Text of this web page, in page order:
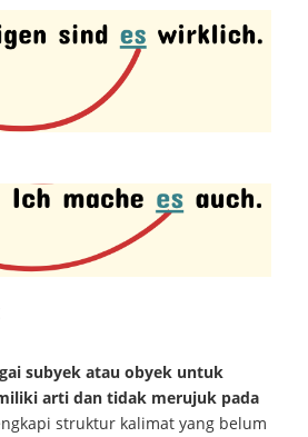
subyek atau obyek untuk
arti dan tidak merujuk pada
struktur kalimat yang belum